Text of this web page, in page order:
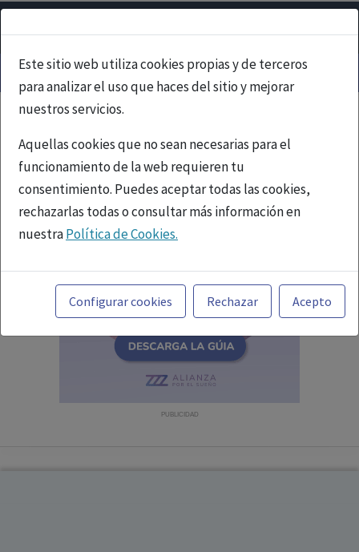
Este sitio web utiliza cookies propias y de terceros
para analizar el uso que haces del sitio y mejorar
nuestros servicios.
Aquellas cookies que no sean necesarias para el
funcionamiento de la web requieren tu
consentimiento. Puedes aceptar todas las cookies,
rechazarlas todas o consultar más información en
nuestraPolítica de Cookies.
Toda la información incluida en la Página Web está
referida a productos del mercado español y, por
tanto, dirigida a profesionales sanitarios legalmente
facultados para prescribir o dispensar medicamentos
con ejercicio profesional. La información técnica de los
fármacos se facilita a título meramente informativo,
Configurar cookies Rechazar Acepto
PUBLICIDAD